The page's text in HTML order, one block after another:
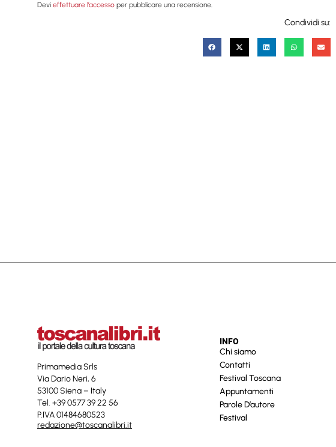
Devi effettuare l’accesso per pubblicare una recensione.
Condividi su:
Primamedia Srls
Via Dario Neri, 6
53100 Siena – Italy
Tel. +39 0577 39 22 56
P.IVA 01484680523
redazione@toscanalibri.it
INFO
Chi siamo
Contatti
Festival Toscana
Appuntamenti
Parole D’autore
Festival